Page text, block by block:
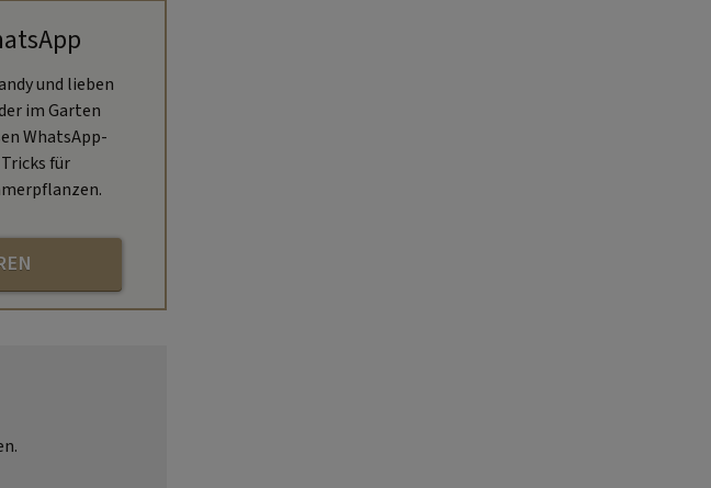
und lieben
im Garten
WhatsApp-
für